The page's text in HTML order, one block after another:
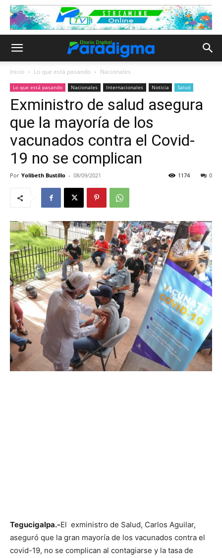
Inicio Lo que está pasando Nacionales
Lo que está pasando Nacionales Internacionales Noticia Salud
Exministro de salud asegura
que la mayoría de los
vacunados contra el Covid-
19 no se complican
Por Yolibeth Bustillo - 08/09/2021 0
1174
Tegucigalpa.-El exministro de Salud, Carlos Aguilar,
aseguró que la gran mayoría de los vacunados contra el
covid-19, no se complican al contagiarse y la tasa de